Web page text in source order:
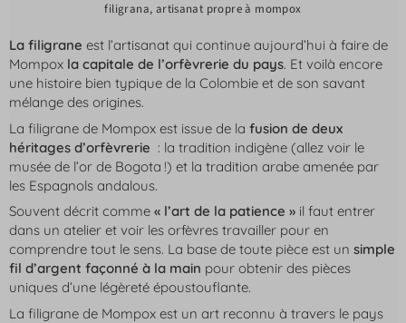
filigrana, artisanat propre à mompox
La filigrane est l’artisanat qui continue aujourd’hui à faire de
Mompox la capitale de l’orfèvrerie du pays. Et voilà encore
une histoire bien typique de la Colombie et de son savant
mélange des origines.
La filigrane de Mompox est issue de la fusion de deux
héritages d’orfèvrerie : la tradition indigène (allez voir le
musée de l’or de Bogota !) et la tradition arabe amenée par
les Espagnols andalous.
Souvent décrit comme « l’art de la patience » il faut entrer
dans un atelier et voir les orfèvres travailler pour en
comprendre tout le sens. La base de toute pièce est un simple
fil d’argent façonné à la main pour obtenir des pièces
uniques d’une légèreté époustouflante.
La filigrane de Mompox est un art reconnu à travers le pays